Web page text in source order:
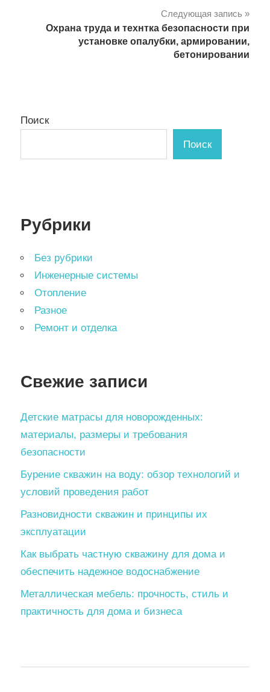
Следующая запись
Охрана труда и технтка безопасности при
установке опалубки, армировании,
бетонировании
Поиск
Поиск
Рубрики
Без рубрики
Инженерные системы
Отопление
Разное
Ремонт и отделка
Свежие записи
Детские матрасы для новорожденных:
материалы, размеры и требования
безопасности
Бурение скважин на воду: обзор технологий и
условий проведения работ
Разновидности скважин и принципы их
эксплуатации
Как выбрать частную скважину для дома и
обеспечить надежное водоснабжение
Металлическая мебель: прочность, стиль и
практичность для дома и бизнеса